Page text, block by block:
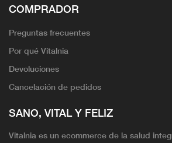
COMPRADOR
Preguntas frecuentes
Por qué Vitalnia
Devoluciones
Cancelación de pedidos
SANO, VITAL Y FELIZ
Vitalnia es un ecommerce de la salud